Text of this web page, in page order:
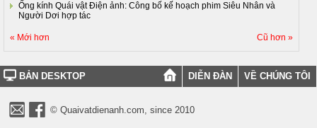
Ống kính Quái vật Điện ảnh: Công bố kế hoạch phim Siêu Nhân và
Người Dơi hợp tác
« Mới hơn Cũ hơn »
BẢN DESKTOP DIỄN ĐÀN VỀ CHÚNG TÔI
© Quaivatdienanh.com, since 2010